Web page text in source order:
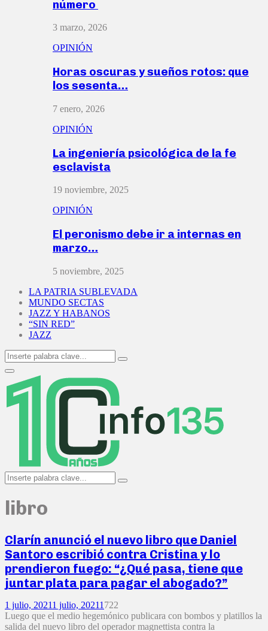
número
3 marzo, 2026
OPINIÓN
Horas oscuras y sueños rotos: que
los sesenta…
7 enero, 2026
OPINIÓN
La ingeniería psicológica de la fe
esclavista
19 noviembre, 2025
OPINIÓN
El peronismo debe ir a internas en
marzo…
5 noviembre, 2025
LA PATRIA SUBLEVADA
MUNDO SECTAS
JAZZ Y HABANOS
“SIN RED”
JAZZ
Search
for:
Search
Primary
Menu
Search
for:
Search
libro
Clarín anunció el nuevo libro que Daniel
Santoro escribió contra Cristina y lo
prendieron fuego: “¿Qué pasa, tiene que
juntar plata para pagar el abogado?”
1 julio, 20211 julio, 20211 722
Luego que el medio hegemónico publicara con bombos y platillos la
salida del nuevo libro del operador magnettista contra la